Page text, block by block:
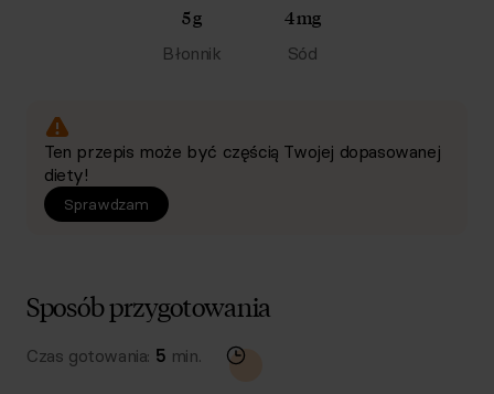
5 g
Błonnik
4 mg
Sód
Ten przepis może być częścią Twojej dopasowanej
diety!
Sprawdzam
Sposób przygotowania
Czas gotowania: 5 min.